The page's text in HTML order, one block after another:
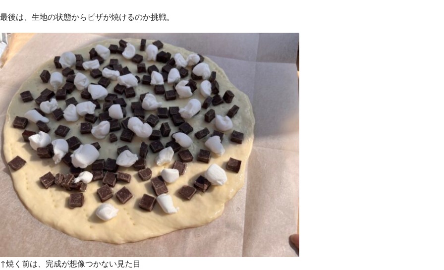
最後は、生地の状態からピザが焼けるのか挑戦。
↑焼く前は、完成が想像つかない見た目